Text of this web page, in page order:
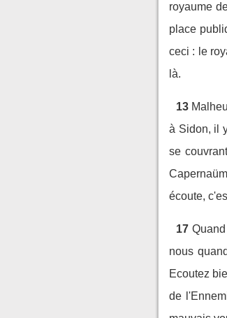
royaume
place
ceci : le
là.
13
à Sidon, il
se
écoute,
17
nous
Ecoutez
de